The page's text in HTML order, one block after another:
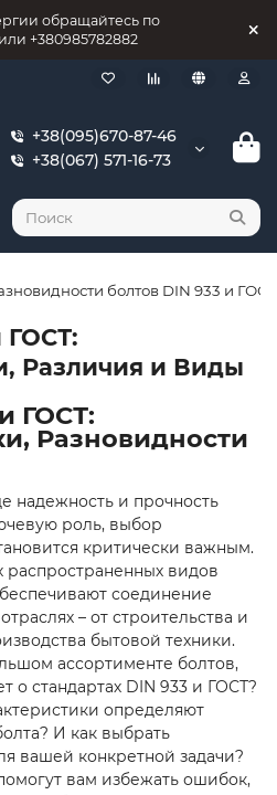
обращайтесь по
+380985782882
+38(095)670-87-46
+38(067) 571-16-73
болтов DIN 933 и ГОСТ
ГОСТ:
Различия и Виды
и ГОСТ:
Разновидности
надежность и прочность
роль, выбор
критически важным.
распространенных видов
соединение
– от строительства и
бытовой техники.
ассортименте болтов,
о стандартах DIN 933 и ГОСТ?
определяют
И как выбрать
вашей конкретной задачи?
вам избежать ошибок,